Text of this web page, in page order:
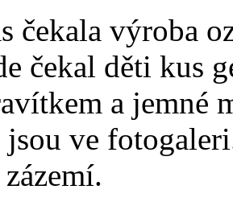
čekala výroba
čekal děti kus
a
ve